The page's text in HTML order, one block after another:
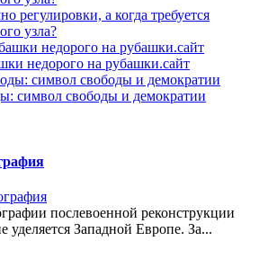
регулировки, а когда требуется
узла?
недорого на рубашки.сайт
символ свободы и демократии
послевоенной реконструкции
Западной Европе. За...